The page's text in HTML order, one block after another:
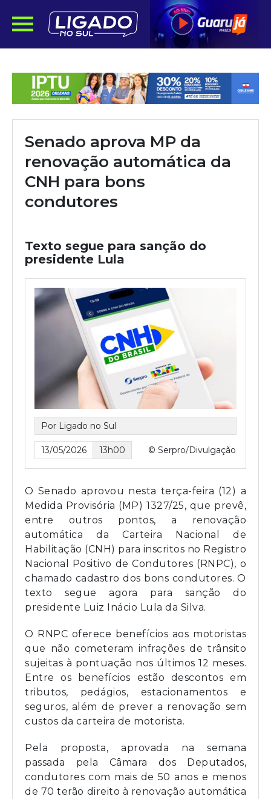
Senado aprova MP da
renovação automática da
CNH para bons
condutores
Texto segue para sanção do
presidente Lula
Por Ligado no Sul
13/05/2026 13h00 © Serpro/Divulgação
O Senado aprovou nesta terça-feira (12) a
Medida Provisória (MP) 1327/25, que prevê,
entre outros pontos, a renovação
automática da Carteira Nacional de
Habilitação (CNH) para inscritos no Registro
Nacional Positivo de Condutores (RNPC), o
chamado cadastro dos bons condutores. O
texto segue agora para sanção do
presidente Luiz Inácio Lula da Silva.
O RNPC oferece benefícios aos motoristas
que não cometeram infrações de trânsito
sujeitas à pontuação nos últimos 12 meses.
Entre os benefícios estão descontos em
tributos, pedágios, estacionamentos e
seguros, além de prever a renovação sem
custos da carteira de motorista.
Pela proposta, aprovada na semana
passada pela Câmara dos Deputados,
condutores com mais de 50 anos e menos
de 70 terão direito à renovação automática